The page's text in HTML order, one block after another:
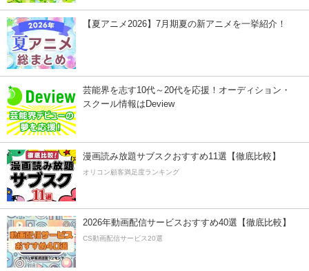
【夏アニメ2026】7月期夏の新アニメを一挙紹介！
芸能界を志す10代～20代を応援！オーディション・
スクール情報はDeview
漫画読み放題サブスクおすすめ11選【徹底比較】
オリコン顧客満足度ランキング
2026年動画配信サービスおすすめ40選【徹底比較】
CS動画配信サービス20選